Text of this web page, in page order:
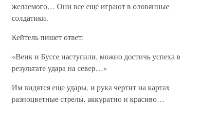
желаемого… Они все еще играют в оловянные
солдатики.
Кейтель пишет ответ:
«Венк и Буссе наступали, можно достичь успеха в
результате удара на север…»
Им видятся еще удары, и рука чертит на картах
разноцветные стрелы, аккуратно и красиво…